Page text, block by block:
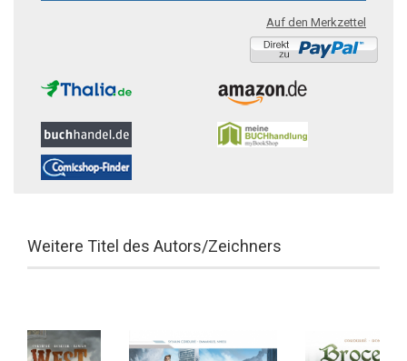
Auf den Merkzettel
Weitere Titel des Autors/Zeichners